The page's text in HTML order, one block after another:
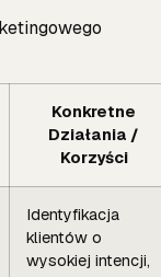
Konkretne
Działania /
Korzyści
Identyfikacja
klientów o
wysokiej intencji,